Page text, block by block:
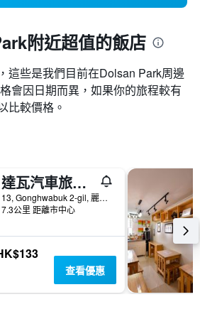
附近超值的飯店
這些是我們目前在Dolsan Park​周邊
會因日期而異，如果你的旅程較有
比較價格。
達瓦汽車旅館 - 麗水
13, Gonghwabuk 2-gil, 麗水, 韓國
7.3公里 距離市中心
查看優惠